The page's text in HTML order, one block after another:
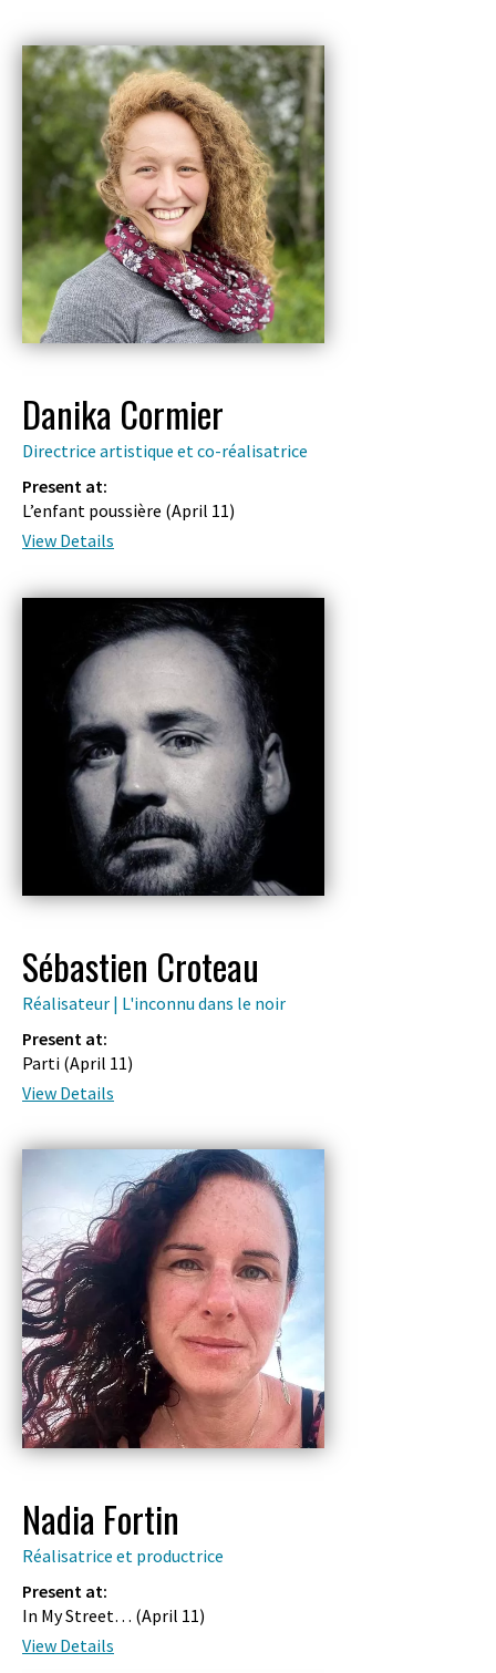
Danika Cormier
Directrice artistique et co-réalisatrice
Present at:
L’enfant poussière (April 11)
View Details
Sébastien Croteau
Réalisateur | L'inconnu dans le noir
Present at:
Parti (April 11)
View Details
Nadia Fortin
Réalisatrice et productrice
Present at:
In My Street… (April 11)
View Details